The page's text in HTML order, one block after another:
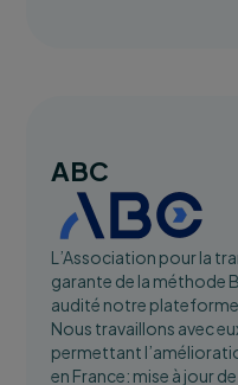
ABC
L’Association pour la
garante de la méthode
audité notre
Nous travaillons avec
permettant
en France: mise à jour